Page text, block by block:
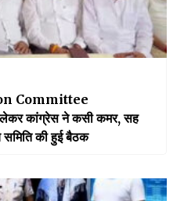
Committee
कांग्रेस ने कसी कमर, सह
समिति की हुई बैठक